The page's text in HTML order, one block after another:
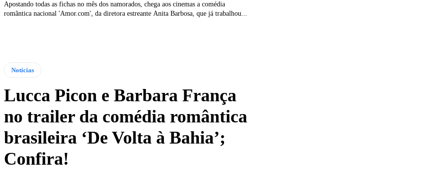
Apostando todas as fichas no mês dos namorados, chega aos cinemas a comédia
romântica nacional 'Amor.com', da diretora estreante Anita Barbosa, que já trabalhou...
Notícias
Lucca Picon e Barbara França
no trailer da comédia romântica
brasileira ‘De Volta à Bahia’;
Confira!